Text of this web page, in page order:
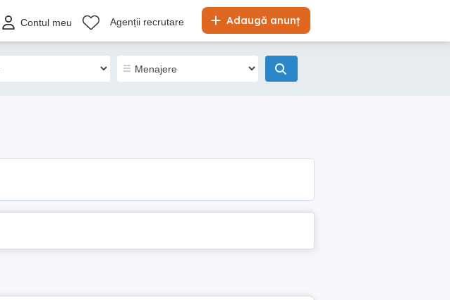
Adaugă anunț
Contul meu Agenții recrutare